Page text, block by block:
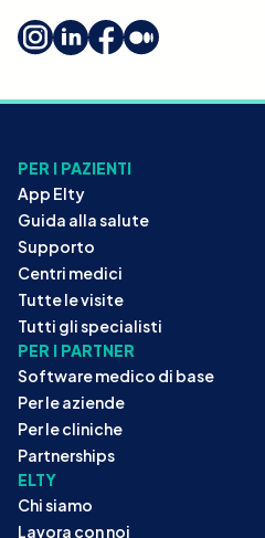
PER I PAZIENTI
App Elty
Guida alla salute
Supporto
Centri medici
Tutte le visite
Tutti gli specialisti
PER I PARTNER
Software medico di base
Per le aziende
Per le cliniche
Partnerships
ELTY
Chi siamo
Lavora con noi